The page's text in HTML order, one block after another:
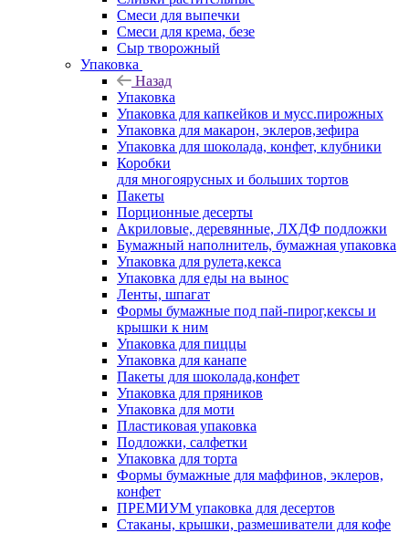
Смеси для выпечки
Смеси для крема, безе
Сыр творожный
Упаковка
Назад
Упаковка
Упаковка для капкейков и мусс.пирожных
Упаковка для макарон, эклеров,зефира
Упаковка для шоколада, конфет, клубники
Коробки
для многоярусных и больших тортов
Пакеты
Порционные десерты
Акриловые, деревянные, ЛХДФ подложки
Бумажный наполнитель, бумажная упаковка
Упаковка для рулета,кекса
Упаковка для еды на вынос
Ленты, шпагат
Формы бумажные под пай-пирог,кексы и
крышки к ним
Упаковка для пиццы
Упаковка для канапе
Пакеты для шоколада,конфет
Упаковка для пряников
Упаковка для моти
Пластиковая упаковка
Подложки, салфетки
Упаковка для торта
Формы бумажные для маффинов, эклеров,
конфет
ПРЕМИУМ упаковка для десертов
Стаканы, крышки, размешиватели для кофе